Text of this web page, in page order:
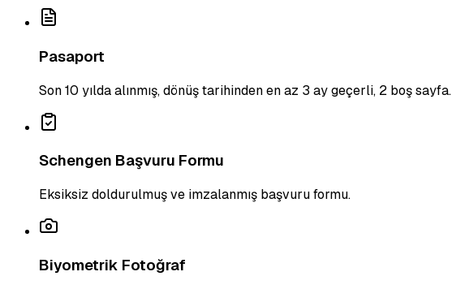
Pasaport
Son 10 yılda alınmış, dönüş tarihinden en az 3 ay geçerli, 2 boş sayfa.
Schengen Başvuru Formu
Eksiksiz doldurulmuş ve imzalanmış başvuru formu.
Biyometrik Fotoğraf